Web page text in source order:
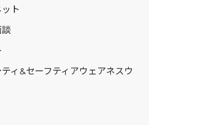
ト
ィ&セーフティアウェアネスウ